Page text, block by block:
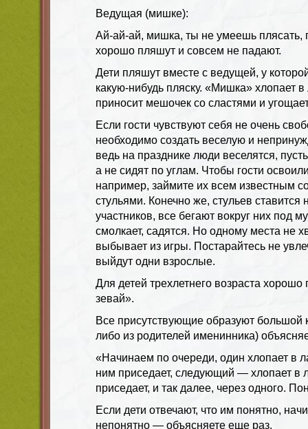
Ведущая (мишке):
Ай-ай-ай, мишка, ты не умеешь плясать,
хорошо пляшут и совсем не падают.
Дети пляшут вместе с ведущей, у
какую-нибудь пляску. «Мишка» хлопает
приносит мешочек со сластями и
Если гости чувствуют себя не очень
необходимо создать веселую и
ведь на празднике люди веселятся,
а не сидят по углам. Чтобы гости
например, займите их всем известным
стульями. Конечно же, стульев
участников, все бегают вокруг них под
смолкает, садятся. Но одному места не
выбывает из игры. Постарайтесь не
выйдут одни взрослые.
Для детей трехлетнего возраста хорошо
зевай».
Все присутствующие образуют большой
либо из родителей именинника)
«Начинаем по очереди, один хлопает в
ним приседает, следующий — хлопает
приседает, и так далее, через одного.
Если дети отвечают, что им понятно,
непонятно — объясняете еще раз.